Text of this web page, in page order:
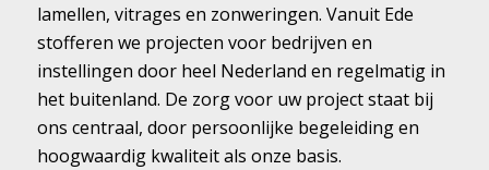
lamellen, vitrages en zonweringen. Vanuit Ede
stofferen we projecten voor bedrijven en
instellingen door heel Nederland en regelmatig in
het buitenland. De zorg voor uw project staat bij
ons centraal, door persoonlijke begeleiding en
hoogwaardig kwaliteit als onze basis.